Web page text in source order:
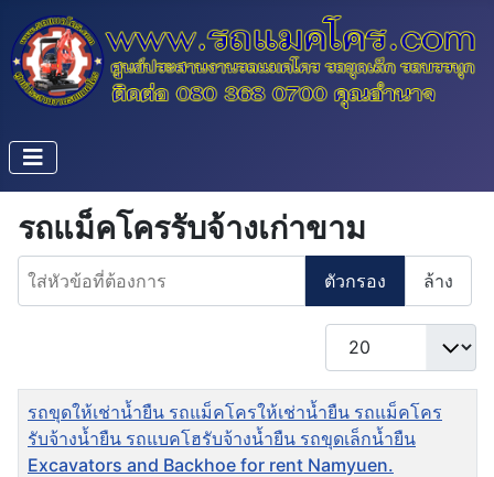
รถแม็คโครรับจ้างเก่าขาม
ใส่หัวข้อที่ต้องการ
ตัวกรอง ล้าง
แสดง #
ชื่อ
รถขุดให้เช่าน้ำยืน รถแม็คโครให้เช่าน้ำยืน รถแม็คโคร
รับจ้างน้ำยืน รถแบคโฮรับจ้างน้ำยืน รถขุดเล็กน้ำยืน
Excavators and Backhoe for rent Namyuen.